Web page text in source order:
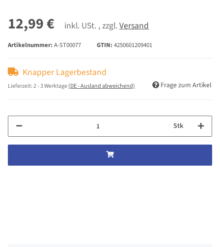
12,99 € inkl. USt. , zzgl. Versand
Artikelnummer: A-ST00077 GTIN: 4250601209401
Knapper Lagerbestand
Lieferzeit:2 - 3 Werktage(DE - Ausland abweichend) Frage zum Artikel
Stk